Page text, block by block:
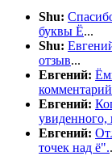
Shu:
буквы Ë...
Shu:
отзыв...
Евгений:
Евгений:
увиденного,
Евгений:
точек над ё".